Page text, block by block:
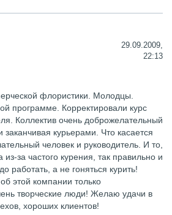
29.09.2009,
22:13
флористики. Молодцы.
программе. Корректировали курс
Коллектив очень доброжелательный
заканчивая курьерами. Что касается
человек и руководитель. И то,
из-за частого курения, так правильно и
работать, а не гоняться курить!
этой компании только
творческие люди! Желаю удачи в
хороших клиентов!